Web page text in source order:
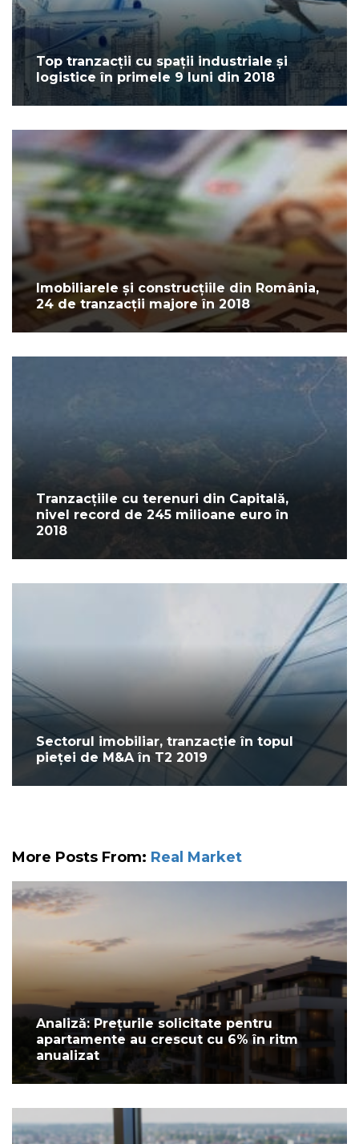
Top tranzacții cu spații industriale și
logistice în primele 9 luni din 2018
Imobiliarele și construcțiile din România,
24 de tranzacții majore în 2018
Tranzacțiile cu terenuri din Capitală,
nivel record de 245 milioane euro în
2018
Sectorul imobiliar, tranzacție în topul
pieței de M&A în T2 2019
More Posts From: Real Market
Analiză: Prețurile solicitate pentru
apartamente au crescut cu 6% în ritm
anualizat